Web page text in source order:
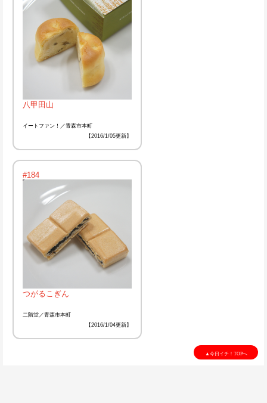
八甲田山
イートファン！／青森市本町
【2016/1/05更新】
#184
つがるこぎん
二階堂／青森市本町
【2016/1/04更新】
▲今日イチ！TOPへ